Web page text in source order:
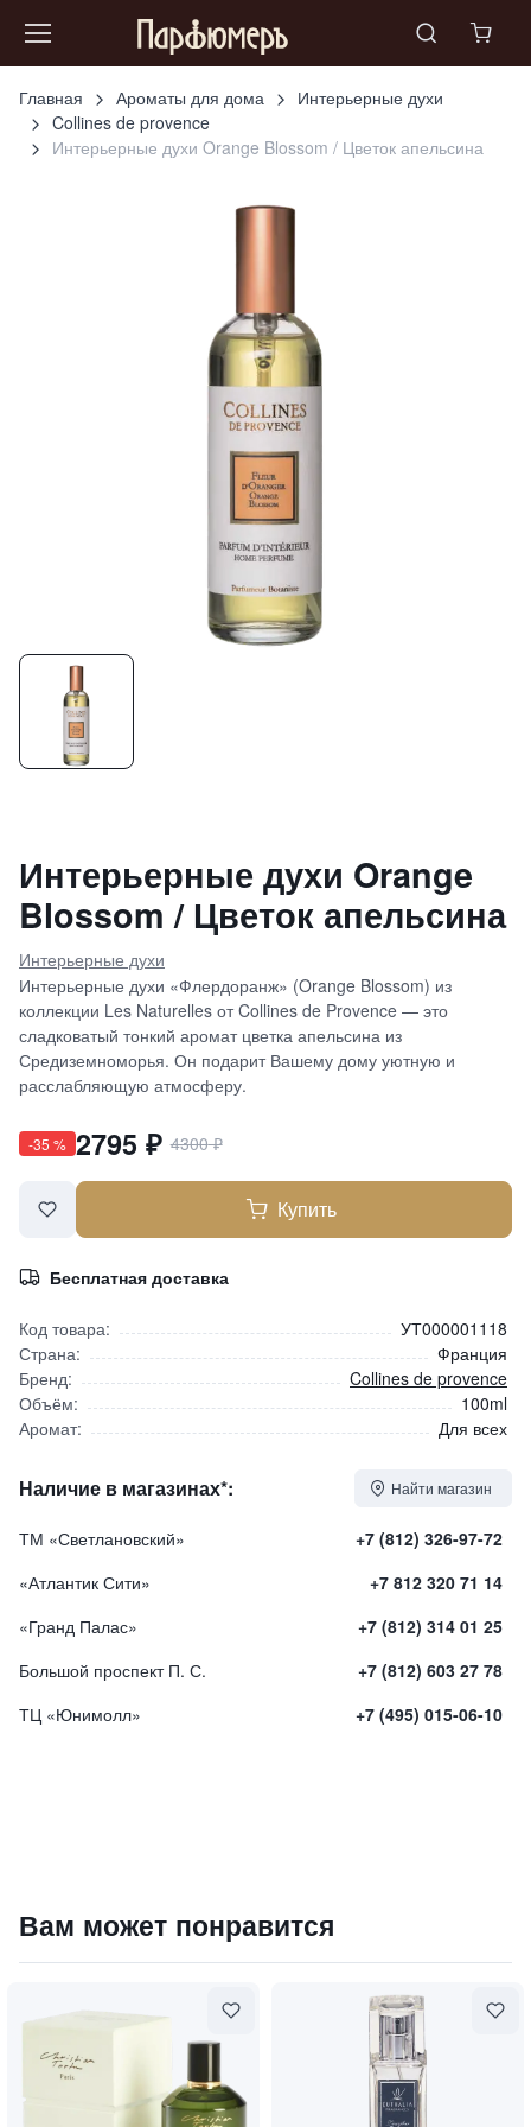
Главная Ароматы для дома
Интерьерные духи
Collines de provence
Интерьерные духи Orange Blossom / Цветок апельсина
Интерьерные духи Orange
Blossom / Цветок апельсина
Интерьерные духи
Интерьерные духи «Флердоранж» (Orange Blossom) из
коллекции Les Naturelles от Collines de Provence — это
сладковатый тонкий аромат цветка апельсина из
Средиземноморья. Он подарит Вашему дому уютную и
расслабляющую атмосферу.
-35 % 2795 ₽4300₽
Купить
Бесплатная доставка
Код товара:
УТ000001118
Страна:
Франция
Бренд:
Collines de provence
Объём:
100ml
Аромат:
Для всех
Наличие в магазинах*: Найти магазин
ТМ «Светлановский»
+7 (812) 326-97-72
«Атлантик Сити»
+7 812 320 71 14
«Гранд Палас»
+7 (812) 314 01 25
Большой проспект П. С.
+7 (812) 603 27 78
ТЦ «Юнимолл»
+7 (495) 015-06-10
4300₽9 840 ₽
Вам может понравится